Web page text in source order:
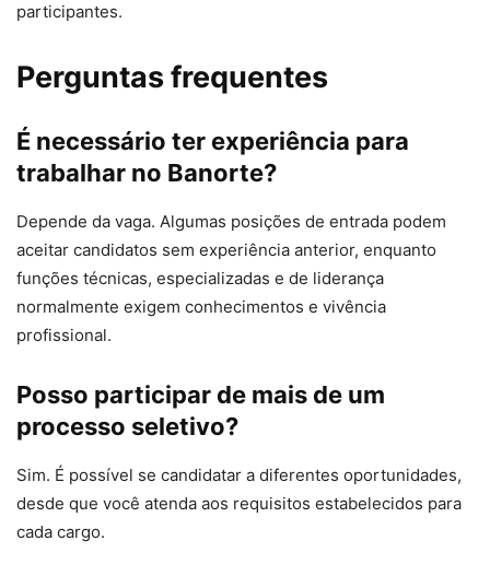
participantes.
Perguntas frequentes
É necessário ter experiência para
trabalhar no Banorte?
Depende da vaga. Algumas posições de entrada podem
aceitar candidatos sem experiência anterior, enquanto
funções técnicas, especializadas e de liderança
normalmente exigem conhecimentos e vivência
profissional.
Posso participar de mais de um
processo seletivo?
Sim. É possível se candidatar a diferentes oportunidades,
desde que você atenda aos requisitos estabelecidos para
cada cargo.